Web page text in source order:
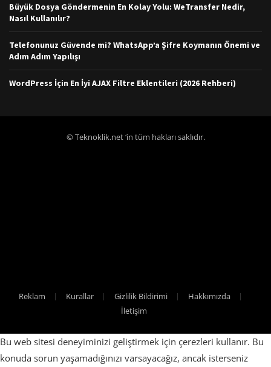
Büyük Dosya Göndermenin En Kolay Yolu: WeTransfer Nedir,
Nasıl Kullanılır?
Telefonunuz Güvende mi? WhatsApp’a Şifre Koymanın Önemi ve
Adım Adım Yapılışı
WordPress İçin En İyi AJAX Filtre Eklentileri (2026 Rehberi)
© Teknoklik.net ‘in tüm hakları saklıdır.
Reklam Kurallar Gizlilik Bildirimi
Hakkımızda
İletişim
Bu web sitesi deneyiminizi geliştirmek için çerezleri kullanır. Bu
konuda sorun yaşamadığınızı varsayacağız, ancak isterseniz